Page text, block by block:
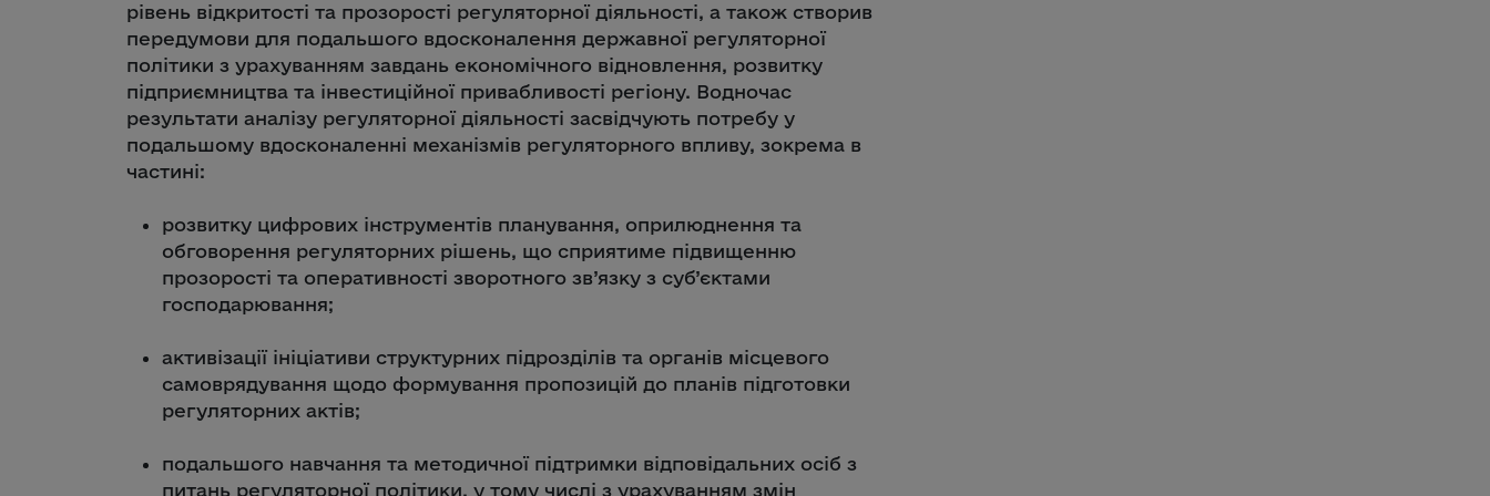
рівень відкритості та прозорості регуляторної діяльності, а також створив
передумови для подальшого вдосконалення державної регуляторної
політики з урахуванням завдань економічного відновлення, розвитку
підприємництва та інвестиційної привабливості регіону. Водночас
результати аналізу регуляторної діяльності засвідчують потребу у
подальшому вдосконаленні механізмів регуляторного впливу, зокрема в
частині:
розвитку цифрових інструментів планування, оприлюднення та
обговорення регуляторних рішень, що сприятиме підвищенню
прозорості та оперативності зворотного зв’язку з суб’єктами
господарювання;
активізації ініціативи структурних підрозділів та органів місцевого
самоврядування щодо формування пропозицій до планів підготовки
регуляторних актів;
подальшого навчання та методичної підтримки відповідальних осіб з
питань регуляторної політики, у тому числі з урахуванням змін